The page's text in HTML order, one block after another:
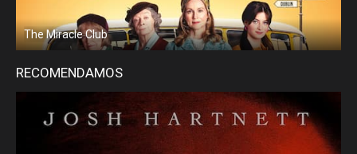
The Miracle Club
RECOMENDAMOS